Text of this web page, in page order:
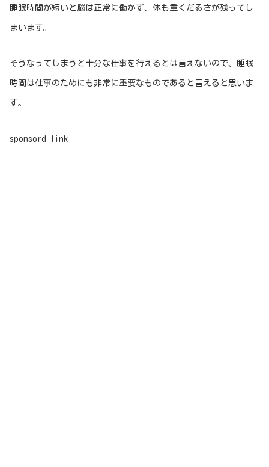
睡眠時間が短いと脳は正常に働かず、体も重くだるさが残ってし
まいます。
そうなってしまうと十分な仕事を行えるとは言えないので、睡眠
時間は仕事のためにも非常に重要なものであると言えると思いま
す。
sponsord link